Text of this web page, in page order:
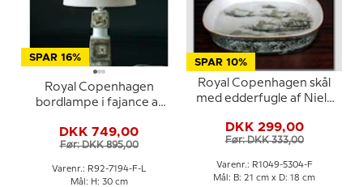
SPAR 16%
Royal Copenhagen
bordlampe i fajance af
skærm
DKK 749,00
Før: DKK 895,00
Varenr.: R92-7194-F-L
Mål: H: 30 cm
SPAR 10%
Royal Copenhagen skål
med edderfugle af Niels
DKK 299,00
Før: DKK 333,00
Varenr.: R1049-5304-F
Mål: B: 21 cm x D: 18 cm